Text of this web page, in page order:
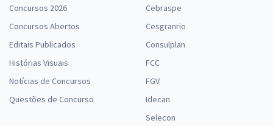
Concursos 2026
Concursos Abertos
Editais Publicados
Histórias Visuais
Notícias de Concursos
Questões de Concurso
Cebraspe
Cesgranrio
Consulplan
FCC
FGV
Idecan
Selecon